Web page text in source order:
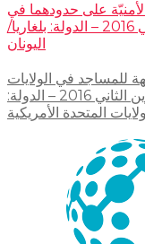
الأمنيّة على حدودهما في
مواجهة اللاجئين. التاريخ: تشرين الثاني 2016 – الدولة: بلغاريا/
اليونان
للمساجد في الولايات
المتحدة الأمريكية التاريخ: تشرين الثاني 2016 – الدولة:
المتحدة الأمريكية